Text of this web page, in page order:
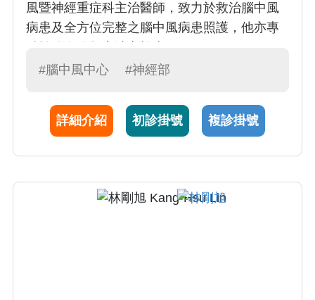
風暨神經重症科主治醫師，致力於救治腦中風
病患及全方位完整之腦中風病患照護，他亦專
#腦中風中心
#神經部
詳細介紹 初診掛號 複診掛號